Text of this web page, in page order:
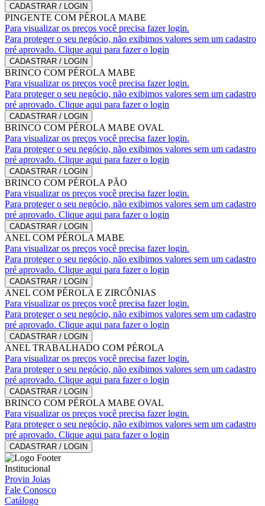
CADASTRAR / LOGIN
PINGENTE COM PÉROLA MABE
Para visualizar os preços você precisa fazer login.
Para proteger o seu negócio, não exibimos valores sem um cadastro
pré aprovado. Clique aqui para fazer o login
CADASTRAR / LOGIN
BRINCO COM PÉROLA MABE
Para visualizar os preços você precisa fazer login.
Para proteger o seu negócio, não exibimos valores sem um cadastro
pré aprovado. Clique aqui para fazer o login
CADASTRAR / LOGIN
BRINCO COM PÉROLA MABE OVAL
Para visualizar os preços você precisa fazer login.
Para proteger o seu negócio, não exibimos valores sem um cadastro
pré aprovado. Clique aqui para fazer o login
CADASTRAR / LOGIN
BRINCO COM PÉROLA PÃO
Para visualizar os preços você precisa fazer login.
Para proteger o seu negócio, não exibimos valores sem um cadastro
pré aprovado. Clique aqui para fazer o login
CADASTRAR / LOGIN
ANEL COM PÉROLA MABE
Para visualizar os preços você precisa fazer login.
Para proteger o seu negócio, não exibimos valores sem um cadastro
pré aprovado. Clique aqui para fazer o login
CADASTRAR / LOGIN
ANEL COM PÉROLA E ZIRCÔNIAS
Para visualizar os preços você precisa fazer login.
Para proteger o seu negócio, não exibimos valores sem um cadastro
pré aprovado. Clique aqui para fazer o login
CADASTRAR / LOGIN
ANEL TRABALHADO COM PÉROLA
Para visualizar os preços você precisa fazer login.
Para proteger o seu negócio, não exibimos valores sem um cadastro
pré aprovado. Clique aqui para fazer o login
CADASTRAR / LOGIN
BRINCO COM PÉROLA MABE OVAL
Para visualizar os preços você precisa fazer login.
Para proteger o seu negócio, não exibimos valores sem um cadastro
pré aprovado. Clique aqui para fazer o login
CADASTRAR / LOGIN
Institucional
Provin Joias
Fale Conosco
Catálogo